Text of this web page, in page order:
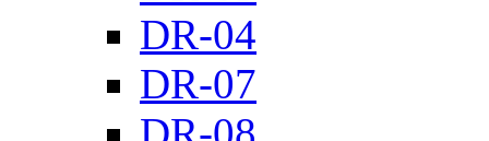
DR-04
DR-07